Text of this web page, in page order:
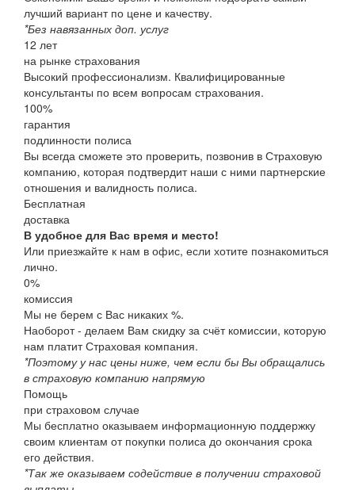
лучший вариант по цене и качеству.
*Без навязанных доп. услуг
12 лет
на рынке страхования
Высокий профессионализм. Квалифицированные
консультанты по всем вопросам страхования.
100%
гарантия
подлинности полиса
Вы всегда сможете это проверить, позвонив в Страховую
компанию, которая подтвердит наши с ними партнерские
отношения и валидность полиса.
Бесплатная
доставка
В удобное для Вас время и место!
Или приезжайте к нам в офис, если хотите познакомиться
лично.
0%
комиссия
Мы не берем с Вас никаких %.
Наоборот - делаем Вам скидку за счёт комиссии, которую
нам платит Страховая компания.
*Поэтому у нас цены ниже, чем если бы Вы обращались
в страховую компанию напрямую
Помощь
при страховом случае
Мы бесплатно оказываем информационную поддержку
своим клиентам от покупки полиса до окончания срока
его действия.
*Так же оказываем содействие в получении страховой